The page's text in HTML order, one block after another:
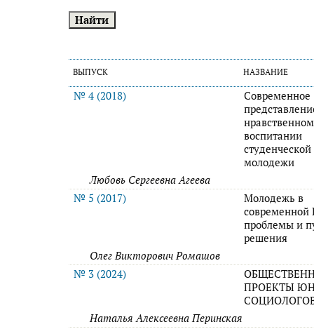
ВЫПУСК НАЗВАНИЕ
№ 4 (2018)
Современное
нравственном
воспитании
студенческой
молодежи
Любовь Сергеевна Агеева
№ 5 (2017)
Молодежь в
современной
проблемы и
решения
Олег Викторович Ромашов
№ 3 (2024)
ПРОЕКТЫ
Наталья Алексеевна Перинская